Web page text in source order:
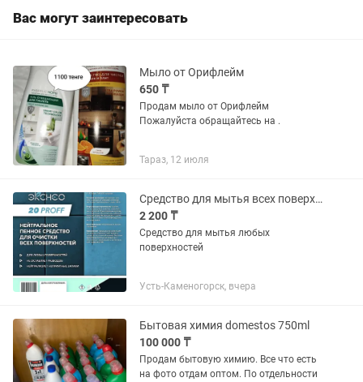
Вас могут заинтересовать
Мыло от Орифлейм
650 ₸
Продам мыло от Орифлейм
Пожалуйста обращайтесь на .
Тараз, 12 июля
Средство для мытья всех поверхностей
2 200 ₸
Средство для мытья любых
поверхностей
Усть-Каменогорск, вчера
Бытовая химия domestos 750ml
100 000 ₸
Продам бытовую химию. Все что есть
на фото отдам оптом. По отдельности